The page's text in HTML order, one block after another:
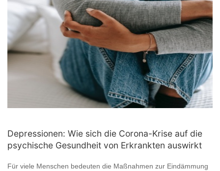
Depressionen: Wie sich die Corona-Krise auf die
psychische Gesundheit von Erkrankten auswirkt
Für viele Menschen bedeuten die Maßnahmen zur Eindämmung